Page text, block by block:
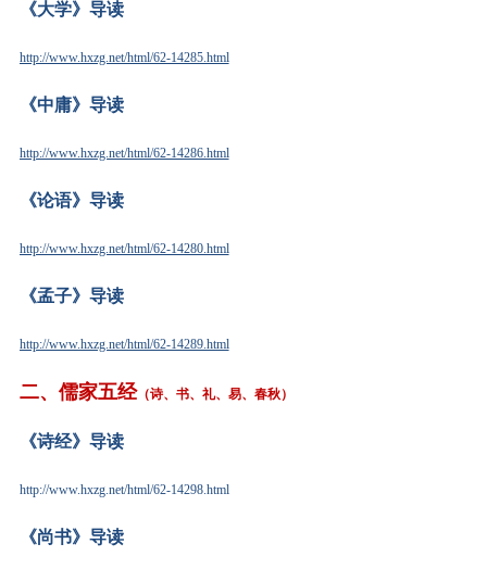
《大学》导读
http://www.hxzg.net/html/62-14285.html
《中庸》导读
http://www.hxzg.net/html/62-14286.html
《论语》导读
http://www.hxzg.net/html/62-14280.html
《孟子》导读
http://www.hxzg.net/html/62-14289.html
二、 儒家五经（诗、书、礼、易、春秋）
《诗经》导读
http://www.hxzg.net/html/62-14298.html
《尚书》导读